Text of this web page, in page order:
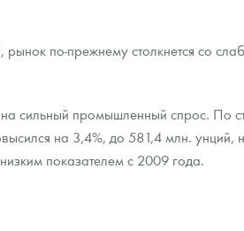
по-прежнему столкнется со
сильный промышленный спрос. По
на 3,4%, до 581,4 млн. унций,
показателем с 2009 года.